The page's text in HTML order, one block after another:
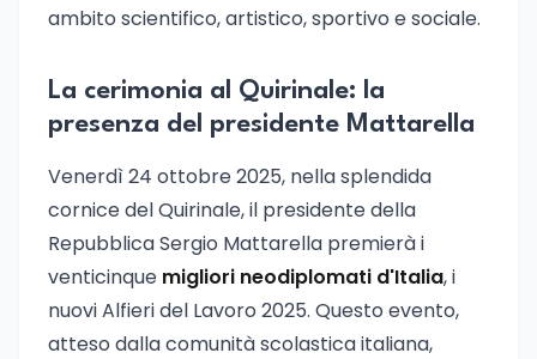
ambito scientifico, artistico, sportivo e sociale.
La cerimonia al Quirinale: la
presenza del presidente Mattarella
Venerdì 24 ottobre 2025, nella splendida
cornice del Quirinale, il presidente della
Repubblica Sergio Mattarella premierà i
venticinque migliori neodiplomati d'Italia, i
nuovi Alfieri del Lavoro 2025. Questo evento,
atteso dalla comunità scolastica italiana,